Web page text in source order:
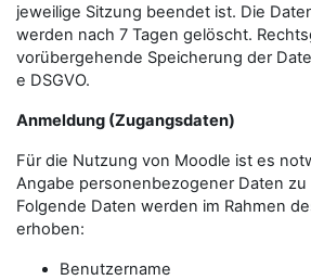
jeweilige Sitzung beendet ist. Die
werden nach 7 Tagen gelöscht.
vorübergehende Speicherung der
e DSGVO.
Anmeldung (Zugangsdaten)
Für die Nutzung von Moodle ist es
Angabe personenbezogener Daten zu
Folgende Daten werden im Rahmen
erhoben:
Benutzername